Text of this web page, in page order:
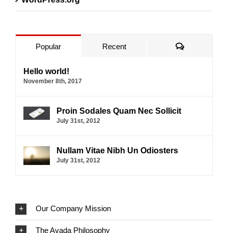
Popular Recent Comments
Hello world!
November 8th, 2017
Proin Sodales Quam Nec Sollicit
July 31st, 2012
Nullam Vitae Nibh Un Odiosters
July 31st, 2012
Our Company Mission
The Avada Philosophy